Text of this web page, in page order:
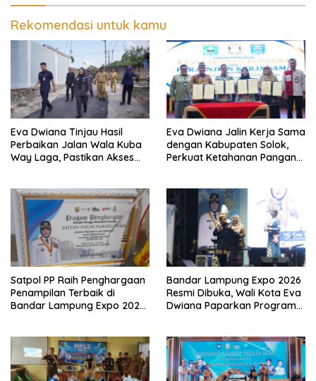
Rekomendasi untuk kamu
Eva Dwiana Tinjau Hasil
Perbaikan Jalan Wala Kuba
Way Laga, Pastikan Akses
Eva Dwiana Jalin Kerja Sama
dengan Kabupaten Solok,
Perkuat Ketahanan Pangan
Satpol PP Raih Penghargaan
Penampilan Terbaik di
Bandar Lampung Expo 2026,
Masyarakat
Bandar Lampung Expo 2026
Resmi Dibuka, Wali Kota Eva
Dwiana Paparkan Program
Lampung